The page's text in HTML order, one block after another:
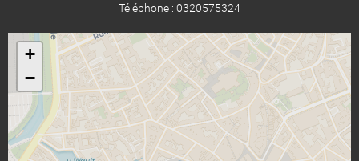
Téléphone : 0320575324
+
−